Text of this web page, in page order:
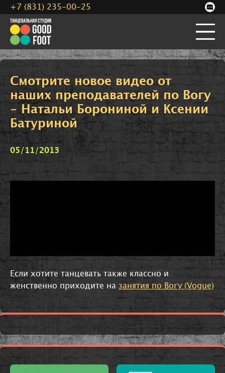
Смотрите новое видео от
наших преподавателей по Вогу
- Натальи Борониной и Ксении
Батуриной
05/11/2013
Если хотите танцевать также классно и
женственно приходите на занятия по Вогу (Vogue)
+7 (831) 235-00-25